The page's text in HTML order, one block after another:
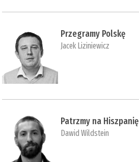
Przegramy Polskę
Jacek Liziniewicz
Patrzmy na Hiszpanię
Dawid Wildstein